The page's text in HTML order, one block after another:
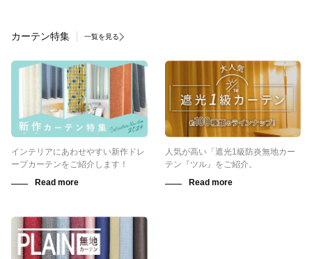
カーテン特集 一覧を見る
インテリアにあわせやすい新作ドレ
ープカーテンをご紹介します！
人気が高い「遮光1級防炎無地カー
テン『ツル』をご紹介。